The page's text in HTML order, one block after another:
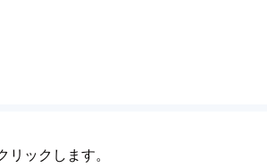
ックします。